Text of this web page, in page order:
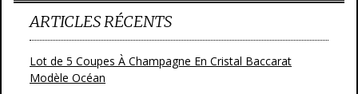
ARTICLES RÉCENTS
Lot de 5 Coupes À Champagne En Cristal Baccarat
Modèle Océan